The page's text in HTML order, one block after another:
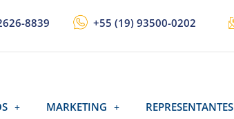
8839 +55 (19) 93500-0202
MARKETING REPRESENTANTES